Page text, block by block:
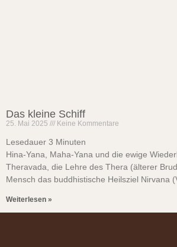
Das kleine Schiff
25. Mai 2025 Keine Kommentare
Lesedauer 3 Minuten
Hina-Yana, Maha-Yana und die ewige
Theravada, die Lehre des Thera (älterer
Mensch das buddhistische Heilsziel Nirvana
Weiterlesen »